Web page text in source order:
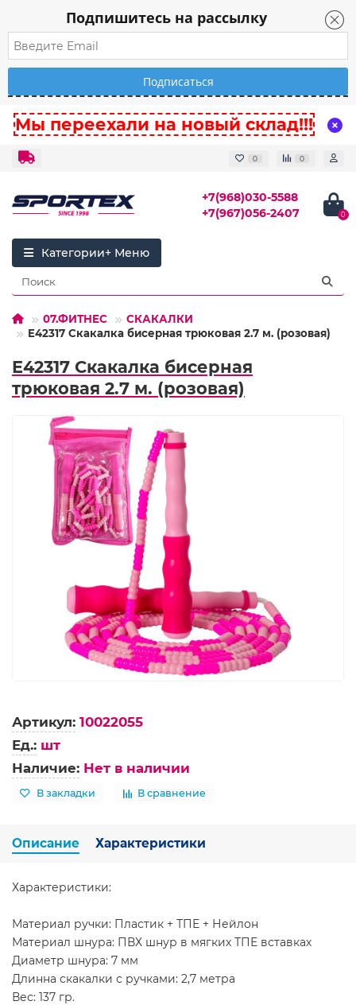
Подпишитесь на рассылку
Мы переехали на новый склад!!!
0 0
+7(968)030-5588
+7(967)056-2407
0
Категории
07.ФИТНЕС
СКАКАЛКИ
E42317 Скакалка бисерная трюковая 2.7 м. (розовая)
E42317 Скакалка бисерная
трюковая 2.7 м. (розовая)
Артикул: 10022055
Ед.: шт
Наличие: Нет в наличии
В закладки В сравнение
Описание Характеристики
Характеристики:
Материал ручки: Пластик + ТПЕ + Нейлон
Материал шнура: ПВХ шнур в мягких ТПЕ вставках
Диаметр шнура: 7 мм
Длинна скакалки с ручками: 2,7 метра
Вес: 137 гр.